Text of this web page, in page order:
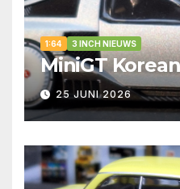
1:64 3 INCH NIEUWS
MiniGT
25 JUNI 2026